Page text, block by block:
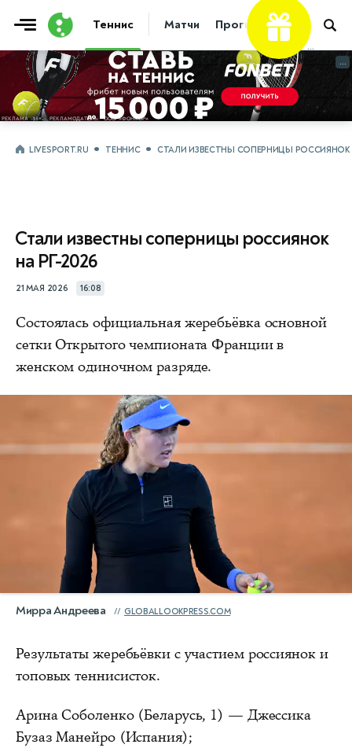
Теннис Матчи Прогнозы Новости
...
...
LIVESPORT.RU ТЕННИС СТАЛИ ИЗВЕСТНЫ СОПЕРНИЦЫ РОССИЯНОК
Стали известны соперницы россиянок
на РГ-2026
21 МАЯ 2026 16:08
Состоялась официальная жеребьёвка основной
сетки Открытого чемпионата Франции в
женском одиночном разряде.
Мирра Андреева GLOBALLOOKPRESS.COM
Результаты жеребьёвки с участием россиянок и
топовых теннисисток.
Арина Соболенко (Беларусь, 1) — Джессика
Бузаз Манейро (Испания);